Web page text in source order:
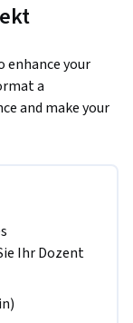
enhance your
a
and make your
your
format text
presentation.
charts to
your audience.
Ihr Dozent